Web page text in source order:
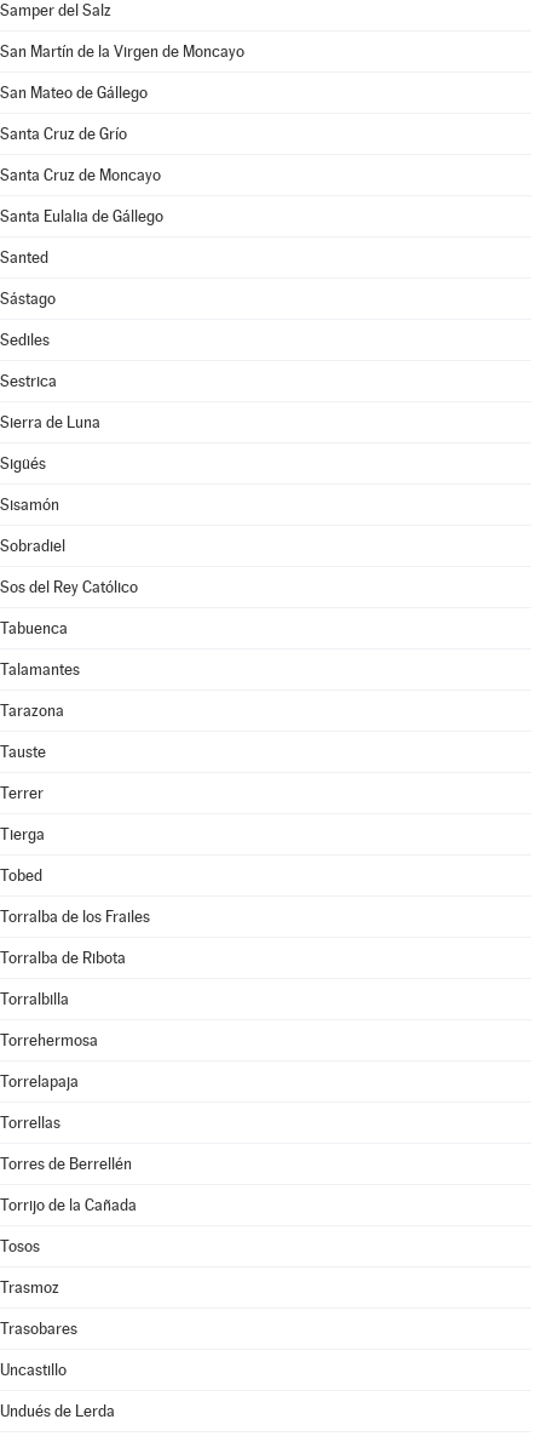
Samper del Salz
San Martín de la Virgen de Moncayo
San Mateo de Gállego
Santa Cruz de Grío
Santa Cruz de Moncayo
Santa Eulalia de Gállego
Santed
Sástago
Sediles
Sestrica
Sierra de Luna
Sigüés
Sisamón
Sobradiel
Sos del Rey Católico
Tabuenca
Talamantes
Tarazona
Tauste
Terrer
Tierga
Tobed
Torralba de los Frailes
Torralba de Ribota
Torralbilla
Torrehermosa
Torrelapaja
Torrellas
Torres de Berrellén
Torrijo de la Cañada
Tosos
Trasmoz
Trasobares
Uncastillo
Undués de Lerda